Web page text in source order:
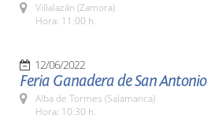
Villalazán (Zamora)
Hora: 11:00 h.
12/06/2022
Feria Ganadera de San Antonio
Alba de Tormes (Salamanca)
Hora: 10:30 h.